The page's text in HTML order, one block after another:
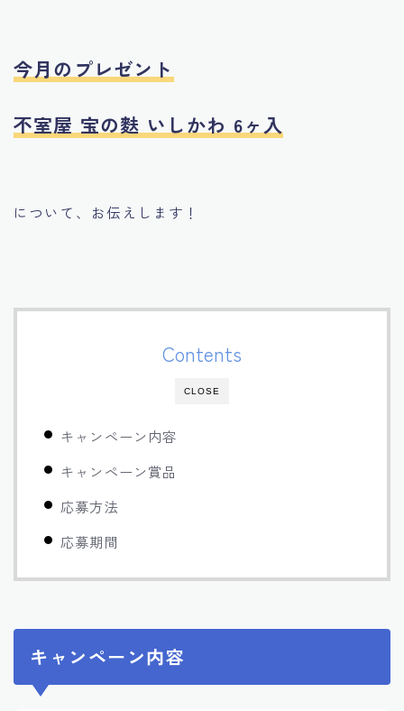
今月のプレゼント
不室屋 宝の麩 いしかわ 6ヶ入
について、お伝えします！
CLOSE
Contents
キャンペーン内容
キャンペーン賞品
応募方法
応募期間
キャンペーン内容